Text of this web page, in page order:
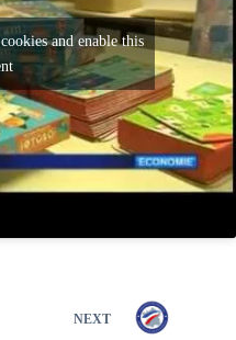
and enable this
NEXT